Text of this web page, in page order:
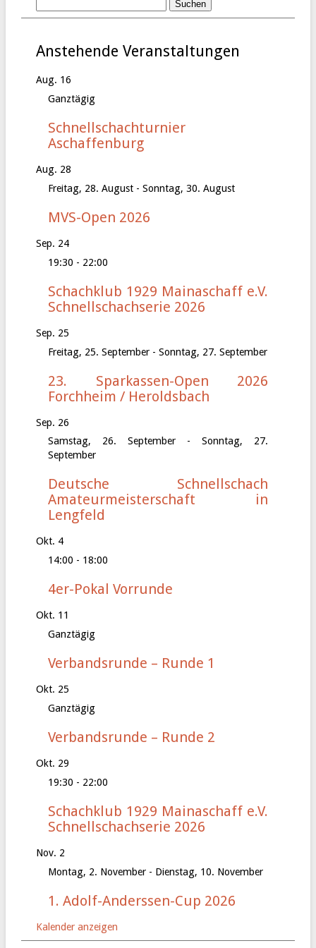
Anstehende Veranstaltungen
Aug. 16
Ganztägig
Schnellschachturnier
Aschaffenburg
Aug. 28
Freitag, 28. August -Sonntag, 30. August
MVS-Open 2026
Sep. 24
19:30 - 22:00
Schachklub 1929 Mainaschaff e.V.
Schnellschachserie 2026
Sep. 25
Freitag, 25. September -Sonntag, 27. September
23. Sparkassen-Open 2026
Forchheim / Heroldsbach
Sep. 26
Samstag, 26. September - Sonntag, 27.
September
Deutsche Schnellschach
Amateurmeisterschaft in
Lengfeld
Okt. 4
14:00 - 18:00
4er-Pokal Vorrunde
Okt. 11
Ganztägig
Verbandsrunde – Runde 1
Okt. 25
Ganztägig
Verbandsrunde – Runde 2
Okt. 29
19:30 - 22:00
Schachklub 1929 Mainaschaff e.V.
Schnellschachserie 2026
Nov. 2
Montag, 2. November - Dienstag, 10. November
1. Adolf-Anderssen-Cup 2026
Kalender anzeigen